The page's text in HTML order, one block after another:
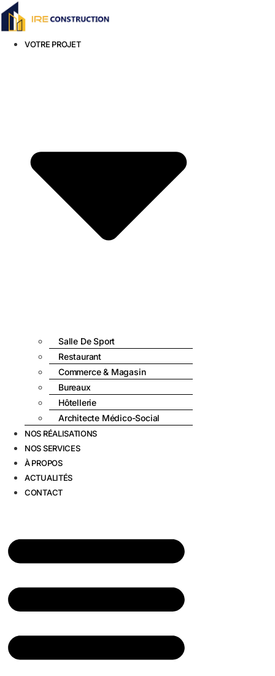
VOTRE PROJET
Salle De Sport
Restaurant
Commerce & Magasin
Bureaux
Hôtellerie
Architecte Médico-Social
NOS RÉALISATIONS
NOS SERVICES
À PROPOS
ACTUALITÉS
CONTACT